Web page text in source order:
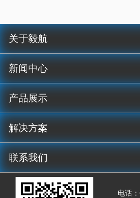
关于毅航
新闻中心
产品展示
解决方案
联系我们
电话